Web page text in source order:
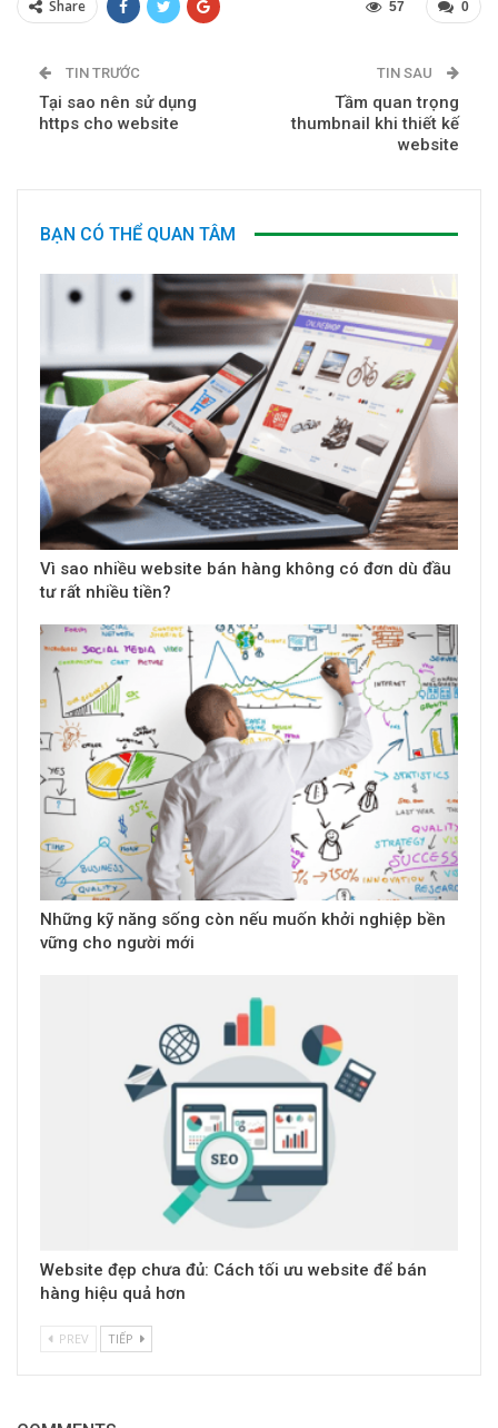
Share 0
57
TIN TRƯỚC
Tại sao nên sử dụng
https cho website
TIN SAU
Tầm quan trọng
thumbnail khi thiết kế
website
BẠN CÓ THỂ QUAN TÂM
Vì sao nhiều website bán hàng không có đơn dù đầu
tư rất nhiều tiền?
Những kỹ năng sống còn nếu muốn khởi nghiệp bền
vững cho người mới
Website đẹp chưa đủ: Cách tối ưu website để bán
hàng hiệu quả hơn
PREV TIẾP